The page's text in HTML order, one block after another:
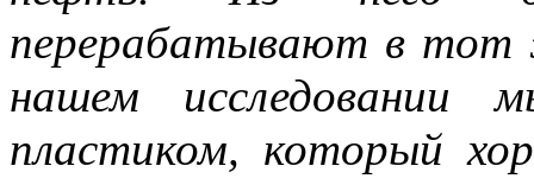
перерабатывают в тот
нашем
пластиком, который